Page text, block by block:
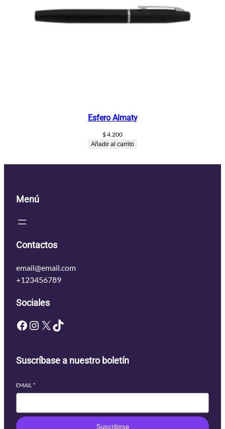
Esfero Almaty
$4.200
Añadir al carrito
Menú
Contactos
email@email.com
+123456789
Sociales
Facebook Instagram X TikTok
Suscríbase a nuestro boletín
EMAIL *
Suscribirse